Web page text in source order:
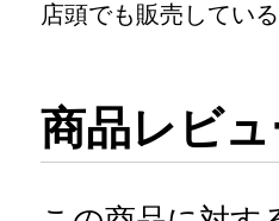
店頭でも販売してい
商品レビ